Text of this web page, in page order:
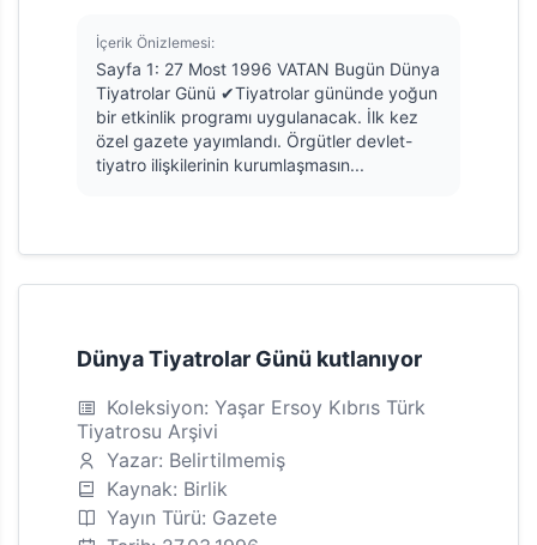
İçerik Önizlemesi:
Sayfa 1: 27 Most 1996 VATAN Bugün Dünya
Tiyatrolar Günü ✔Tiyatrolar gününde yoğun
bir etkinlik programı uygulanacak. İlk kez
özel gazete yayımlandı. Örgütler devlet-
tiyatro ilişkilerinin kurumlaşmasın...
Dünya Tiyatrolar Günü kutlanıyor
Koleksiyon: Yaşar Ersoy Kıbrıs Türk
Tiyatrosu Arşivi
Yazar: Belirtilmemiş
Kaynak: Birlik
Yayın Türü: Gazete